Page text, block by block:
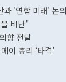
과 '연합 미래' 논의
비난"
향 전달
이 총리 ‘타격’